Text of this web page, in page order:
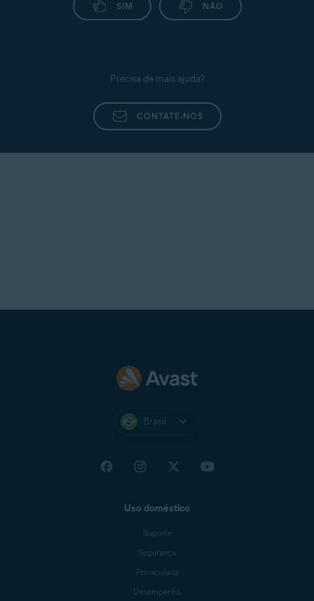
SIM NÃO
Precisa de mais ajuda?
CONTATE-NOS
Brasil
Uso doméstico
Suporte
Segurança
Privacidade
Desempenho